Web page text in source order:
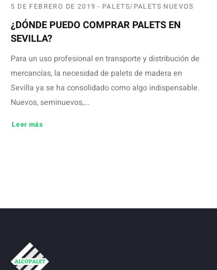
5 DE FEBRERO DE 2019 PALETS PALETS NUEVOS
¿DÓNDE PUEDO COMPRAR PALETS EN
SEVILLA?
Para un uso profesional en transporte y distribución de
mercancías, la necesidad de palets de madera en
Sevilla ya se ha consolidado como algo indispensable.
Nuevos, seminuevos,...
Leer más